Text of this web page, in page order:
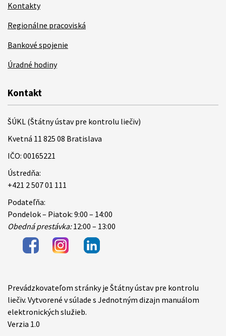
Kontakty
Regionálne pracoviská
Bankové spojenie
Úradné hodiny
Kontakt
ŠÚKL (Štátny ústav pre kontrolu liečiv)
Kvetná 11 825 08 Bratislava
IČO: 00165221
Ústredňa:
+421 2 507 01 111
Podateľňa:
Pondelok – Piatok: 9:00 – 14:00
Obedná prestávka:12:00 – 13:00
Items
Prevádzkovateľom stránky je Štátny ústav pre kontrolu
liečiv. Vytvorené v súlade s Jednotným dizajn manuálom
elektronických služieb.
Verzia 1.0